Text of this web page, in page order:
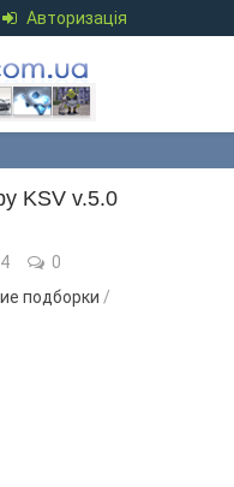
Авторизація
KSV v.5.0
0
подборки /